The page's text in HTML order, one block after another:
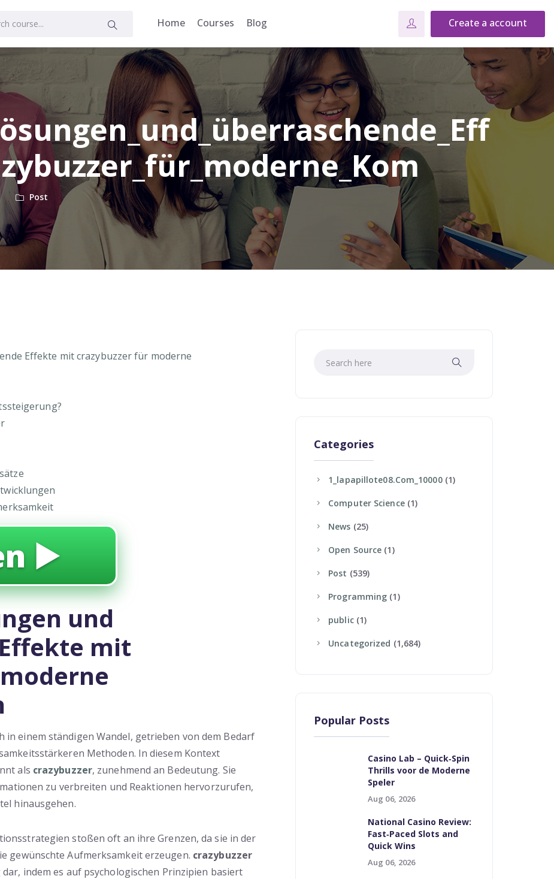
Home Courses Blog Create a account
Post
Effekte mit crazybuzzer für moderne
▶️
und
mit
einem ständigen Wandel, getrieben von dem Bedarf
Methoden. In diesem Kontext
als crazybuzzer, zunehmend an Bedeutung. Sie
zu verbreiten und Reaktionen hervorzurufen,
hinausgehen.
stoßen oft an ihre Grenzen, da sie in der
gewünschte Aufmerksamkeit erzeugen. crazybuzzer
indem es auf psychologischen Prinzipien basiert
Categories
1_lapapillote08.com_10000(1)
Computer Science(1)
News (25)
Open Source (1)
Post (539)
Programming (1)
Public(1)
Uncategorized (1,684)
Popular Posts
Casino Lab – Quick‑Spin
Thrills voor de Moderne
Speler
Aug 06, 2026
National Casino Review:
Fast‑Paced Slots and
Quick Wins
Aug 06, 2026